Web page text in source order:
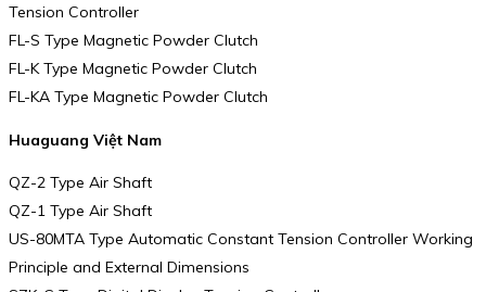
Tension Controller
FL-S Type Magnetic Powder Clutch
FL-K Type Magnetic Powder Clutch
FL-KA Type Magnetic Powder Clutch
Huaguang Việt Nam
QZ-2 Type Air Shaft
QZ-1 Type Air Shaft
US-80MTA Type Automatic Constant Tension Controller Working
Principle and External Dimensions